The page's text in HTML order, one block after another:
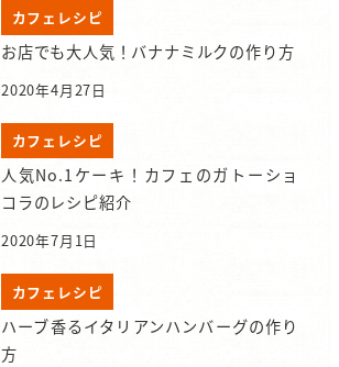
カフェレシピ
お店でも大人気！バナナミルクの作り方
2020年4月27日
カフェレシピ
人気No.1ケーキ！カフェのガトーショ
コラのレシピ紹介
2020年7月1日
カフェレシピ
ハーブ香るイタリアンハンバーグの作り
方